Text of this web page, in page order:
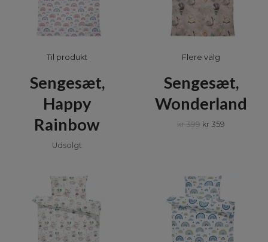
Til produkt
Sengesæt,
Happy
Rainbow
Udsolgt
Flere valg
Sengesæt,
Wonderland
kr 399 kr 359